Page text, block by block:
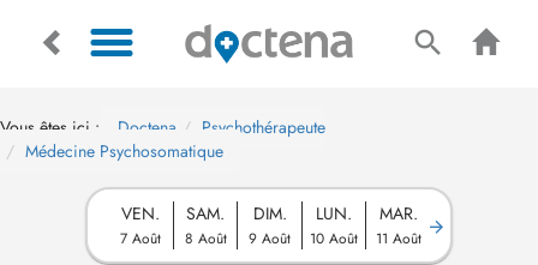
Vous êtes ici : Doctena
Psychothérapeute
Médecine Psychosomatique
VEN.
7 Août
SAM.
8 Août
DIM.
9 Août
LUN.
10 Août
MAR.
11 Août